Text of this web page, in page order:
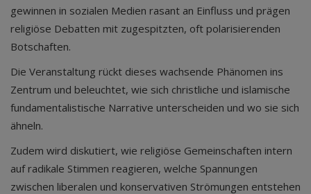
gewinnen in sozialen Medien rasant an Einfluss und prägen
religiöse Debatten mit zugespitzten, oft polarisierenden
Botschaften.
Die Veranstaltung rückt dieses wachsende Phänomen ins
Zentrum und beleuchtet, wie sich christliche und islamische
fundamentalistische Narrative unterscheiden und wo sie sich
ähneln.
Zudem wird diskutiert, wie religiöse Gemeinschaften intern
auf radikale Stimmen reagieren, welche Spannungen
zwischen liberalen und konservativen Strömungen entstehen